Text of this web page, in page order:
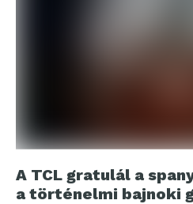
A TCL gratulál a
a történelmi bajnoki